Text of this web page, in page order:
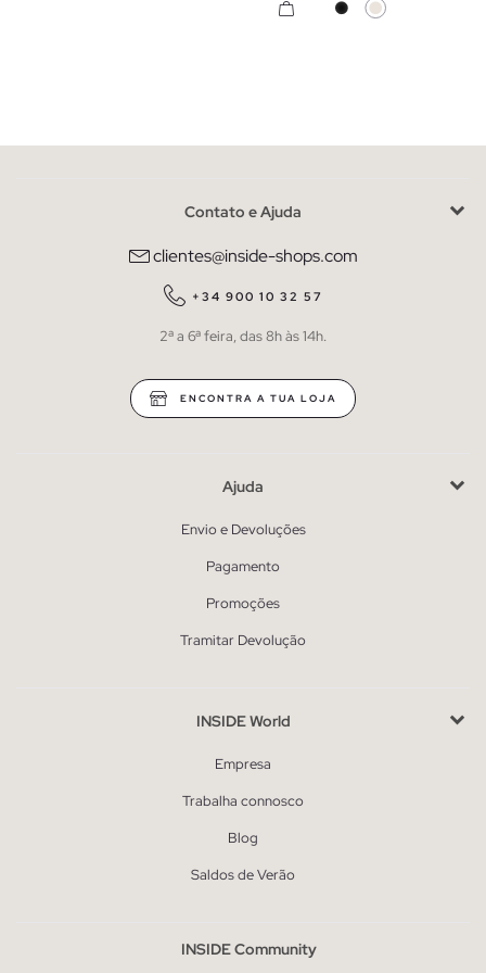
Contato e Ajuda
clientes@inside-shops.com
+34 900 10 32 57
2ª a 6ª feira, das 8h às 14h.
ENCONTRA A TUA LOJA
Ajuda
Envio e Devoluções
Pagamento
Promoções
Tramitar Devolução
INSIDE World
Empresa
Trabalha connosco
Blog
Saldos de Verão
INSIDE Community